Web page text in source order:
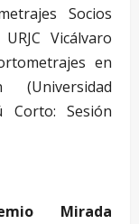
Socios
Vicálvaro
en
Corto: Sesión
Mirada